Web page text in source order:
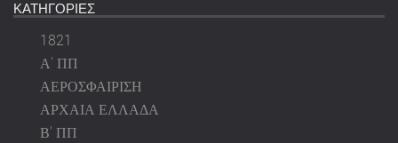
ΚΑΤΗΓΟΡΙΕΣ
1821
Α' ΠΠ
ΑΕΡΟΣΦΑΙΡΙΣΗ
ΑΡΧΑΙΑ ΕΛΛΑΔΑ
Β' ΠΠ